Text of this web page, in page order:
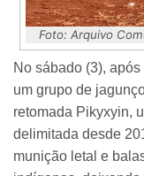
Foto: Arquivo
No sábado (3),
um grupo de
retomada Pikyxyin,
delimitada desde
munição letal e